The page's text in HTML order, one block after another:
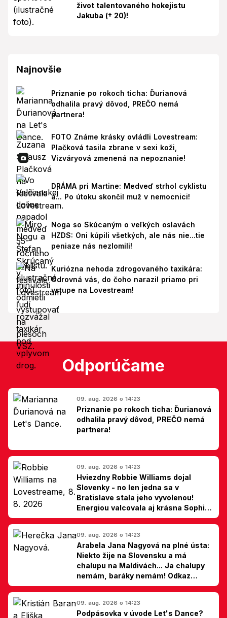
život talentovaného hokejistu
Jakuba († 20)!
Najnovšie
Priznanie po rokoch ticha: Ďurianová
odhalila pravý dôvod, PREČO nemá
partnera!
FOTO Známe krásky ovládli Lovestream:
Plačková tasila zbrane v sexi koži,
Vizváryová zmenená na nepoznanie!
DRÁMA pri Martine: Medveď strhol cyklistu
a... Po útoku skončil muž v nemocnici!
Noga so Skúcaným o veľkých oslavách
HZDS: Oni kúpili všetkých, ale nás nie...tie
peniaze nás nezlomili!
Kuriózna nehoda zdrogovaného taxikára:
Odrovná vás, do čoho narazil priamo pri
vstupe na Lovestream!
Odporúčame
09. aug. 2026 o 14:23
Priznanie po rokoch ticha: Ďurianová
odhalila pravý dôvod, PREČO nemá
partnera!
09. aug. 2026 o 14:23
Hviezdny Robbie Williams dojal
Slovenky - no len jedna sa v
Bratislave stala jeho vyvolenou!
Energiou valcovala aj krásna Sophie
Ellis-Bextor (foto)
09. aug. 2026 o 14:23
Arabela Jana Nagyová na plné ústa:
Niekto žije na Slovensku a má
chalupu na Maldivách... Ja chalupy
nemám, baráky nemám! Odkaz
Slovákom
09. aug. 2026 o 14:23
Podpásovka v úvode Let's Dance?